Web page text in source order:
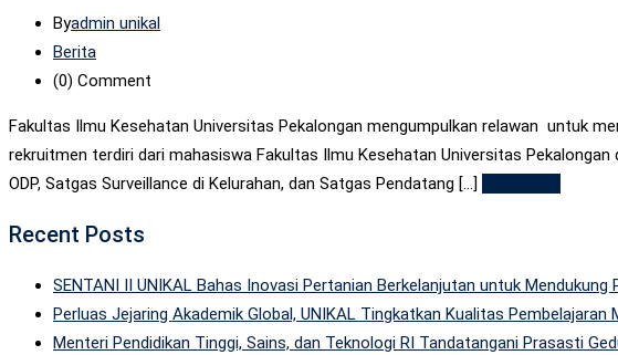
Byadmin unikal
Berita
(0) Comment
Fakultas Ilmu Kesehatan Universitas Pekalongan mengumpulkan relawan untuk
rekruitmen terdiri dari mahasiswa Fakultas Ilmu Kesehatan Universitas
ODP, Satgas Surveillance di Kelurahan, dan Satgas Pendatang [...]
Recent Posts
SENTANI II UNIKAL Bahas Inovasi Pertanian Berkelanjutan untuk Mendukung
Perluas Jejaring Akademik Global, UNIKAL Tingkatkan Kualitas
Menteri Pendidikan Tinggi, Sains, dan Teknologi RI Tandatangani Prasasti